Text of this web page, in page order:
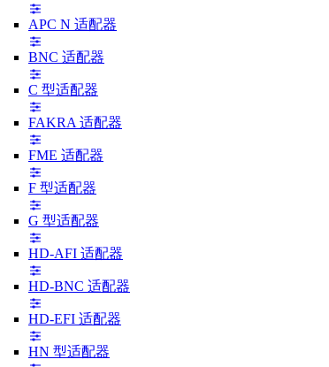
APC N 适配器
BNC 适配器
C 型适配器
FAKRA 适配器
FME 适配器
F 型适配器
G 型适配器
HD-AFI 适配器
HD-BNC 适配器
HD-EFI 适配器
HN 型适配器